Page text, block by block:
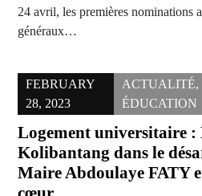
24 avril, les premières nominations
généraux…
FEBRUARY
28, 2023
ACTUALITÉ,
ÉDUCATION
Logement universitaire :
Kolibantang dans le
Maire Abdoulaye FATY